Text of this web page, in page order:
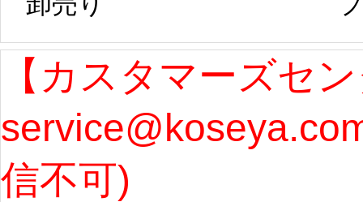
発送予定となり
ます。 ...[more]
たし
ル期
まで
【カスタマーズセ
信不可)